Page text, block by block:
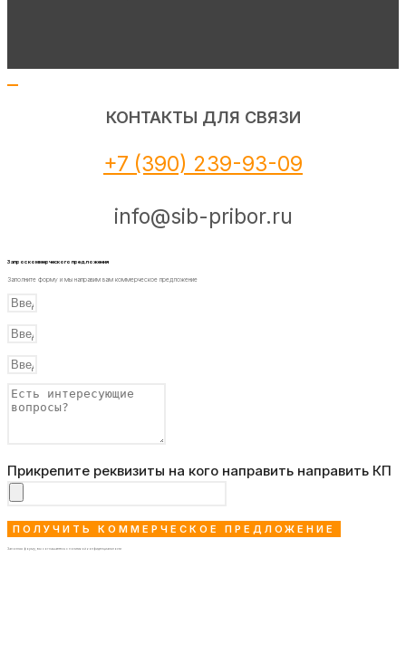
КОНТАКТЫ ДЛЯ СВЯЗИ
+7 (390) 239-93-09
info@sib-pribor.ru
Запрос коммерческого предложения
Заполните форму и мы направим вам коммерческое предложение
Прикрепите реквизиты на кого направить направить КП
ПОЛУЧИТЬ КОММЕРЧЕСКОЕ ПРЕДЛОЖЕНИЕ
Заполняя форму, вы соглашаетесь с политикой конфиденциальности